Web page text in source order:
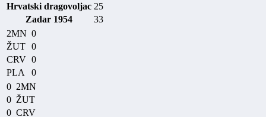
Hrvatski dragovoljac 25
Zadar 1954
33
2MN 0
ŽUT 0
CRV 0
PLA
0
0 2MN
0 ŽUT
0 CRV